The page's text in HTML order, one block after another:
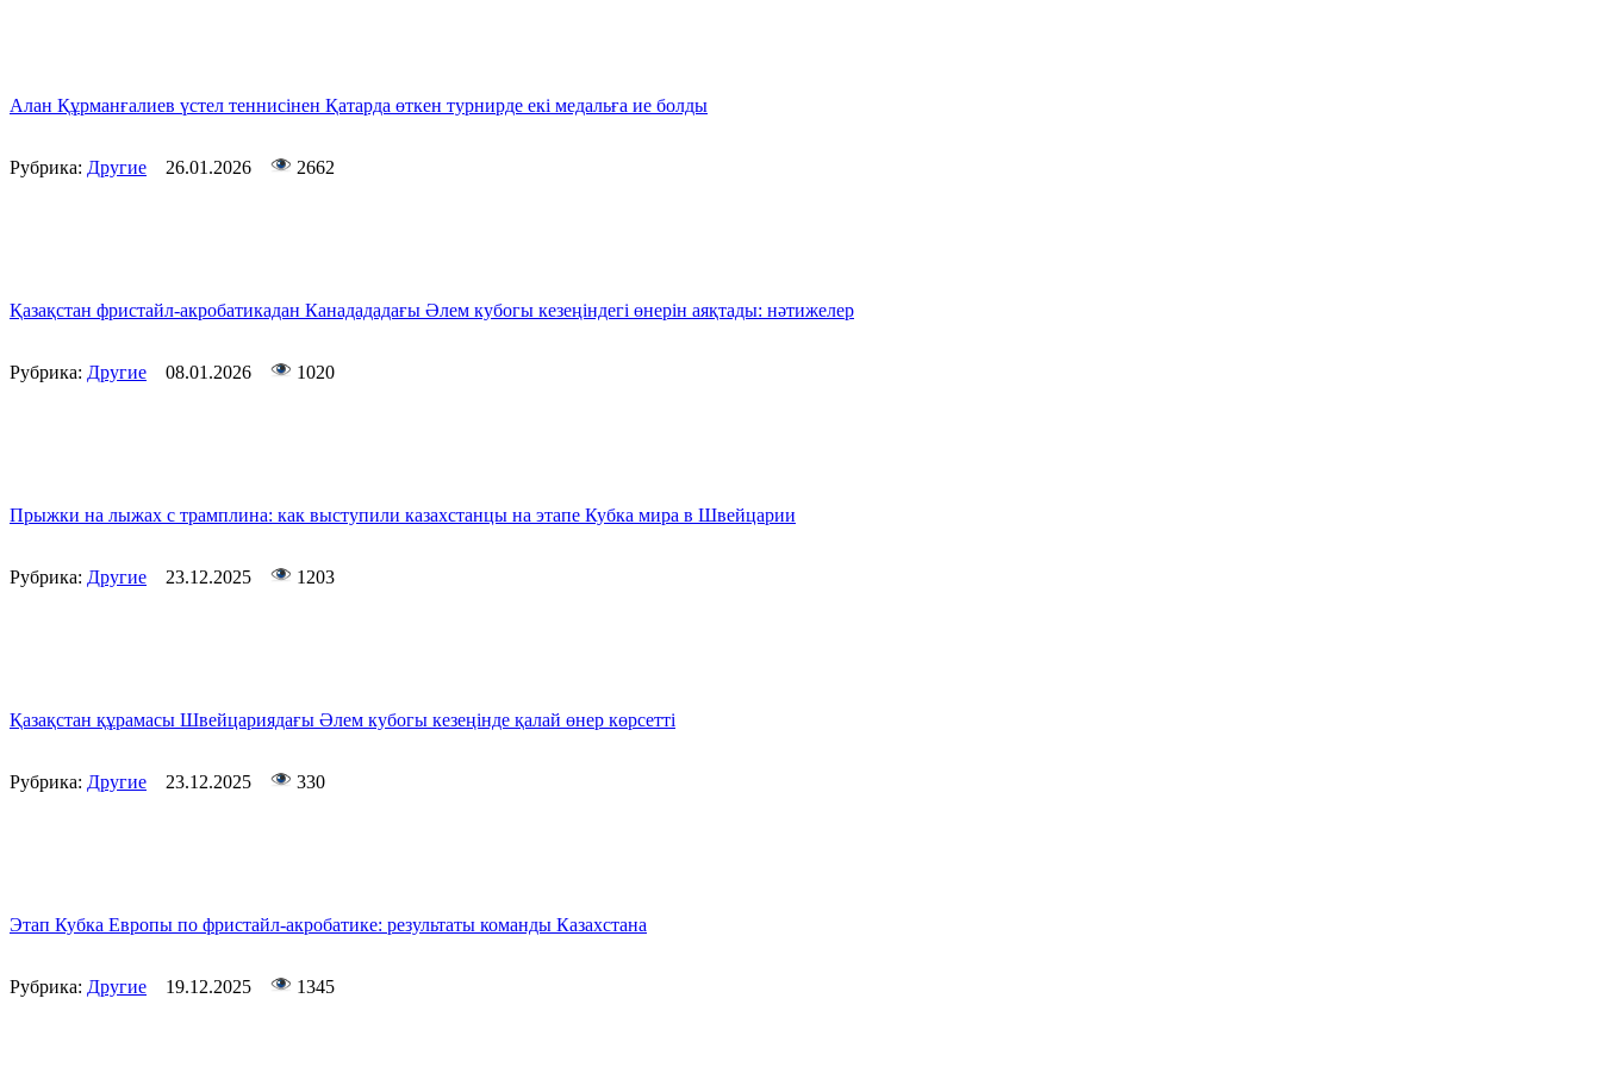
Алан Құрманғалиев үстел теннисінен Қатарда өткен турнирде екі медальға ие болды
Рубрика: Другие 26.01.2026 2662
Қазақстан фристайл-акробатикадан Канадададағы Әлем кубогы кезеңіндегі өнерін аяқтады: нәтижелер
Рубрика: Другие 08.01.2026 1020
Прыжки на лыжах с трамплина: как выступили казахстанцы на этапе Кубка мира в Швейцарии
Рубрика: Другие 23.12.2025 1203
Қазақстан құрамасы Швейцариядағы Әлем кубогы кезеңінде қалай өнер көрсетті
Рубрика: Другие 23.12.2025 330
Этап Кубка Европы по фристайл-акробатике: результаты команды Казахстана
Рубрика: Другие 19.12.2025 1345